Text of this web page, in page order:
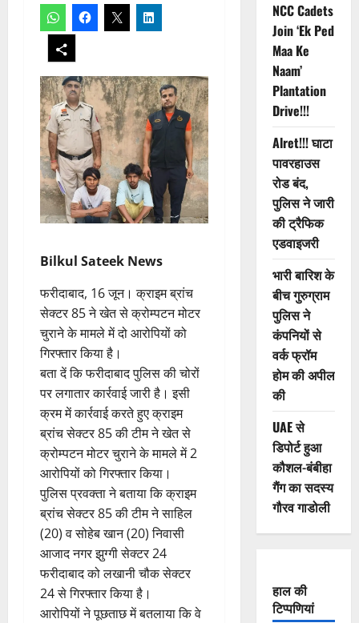
Bilkul Sateek News
फरीदाबाद, 16 जून। क्राइम ब्रांच
सेक्टर 85 ने खेत से क्रोम्पटन मोटर
चुराने के मामले में दो आरोपियों को
गिरफ्तार किया है।
बता दें कि फरीदाबाद पुलिस की चोरों
पर लगातार कार्रवाई जारी है। इसी
क्रम में कार्रवाई करते हुए क्राइम
ब्रांच सेक्टर 85 की टीम ने खेत से
क्रोम्पटन मोटर चुराने के मामले में 2
आरोपियों को गिरफ्तार किया।
पुलिस प्रवक्ता ने बताया कि क्राइम
ब्रांच सेक्टर 85 की टीम ने साहिल
(20) व सोहेब खान (20) निवासी
आजाद नगर झुग्गी सेक्टर 24
फरीदाबाद को लखानी चौक सेक्टर
24 से गिरफ्तार किया है।
आरोपियों ने पूछताछ में बतलाया कि वे
NCC Cadets
Join ‘Ek Ped
Maa Ke
Naam’
Plantation
Drive!!!
Alret!!! घाटा
पावरहाउस
रोड बंद,
पुलिस ने जारी
की ट्रैफिक
एडवाइजरी
भारी बारिश के
बीच गुरुग्राम
पुलिस ने
कंपनियों से
वर्क फ्रॉम
होम की अपील
की
UAE से
डिपोर्ट हुआ
कौशल-बंबीहा
गैंग का सदस्य
गौरव गाडोली
हाल की
टिप्पणियां